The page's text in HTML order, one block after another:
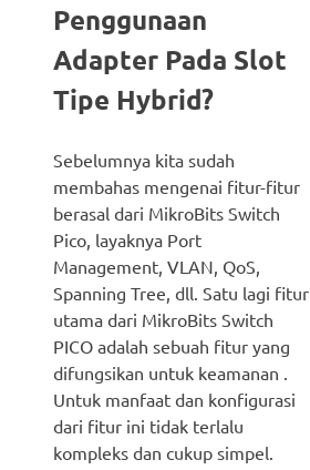
Penggunaan
Adapter Pada Slot
Tipe Hybrid?
Sebelumnya kita sudah
membahas mengenai fitur-fitur
berasal dari MikroBits Switch
Pico, layaknya Port
Management, VLAN, QoS,
Spanning Tree, dll. Satu lagi fitur
utama dari MikroBits Switch
PICO adalah sebuah fitur yang
difungsikan untuk keamanan .
Untuk manfaat dan konfigurasi
dari fitur ini tidak terlalu
kompleks dan cukup simpel.